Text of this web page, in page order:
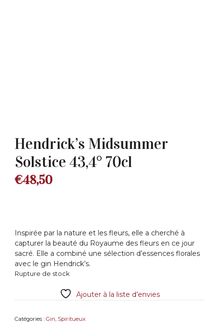
Hendrick’s Midsummer
Solstice 43,4° 70cl
€48,50
Inspirée par la nature et les fleurs, elle a cherché à
capturer la beauté du Royaume des fleurs en ce jour
sacré. Elle a combiné une sélection d’essences florales
avec le gin Hendrick’s.
Rupture de stock
Ajouter à la liste d’envies
Catégories : Gin, Spiritueux